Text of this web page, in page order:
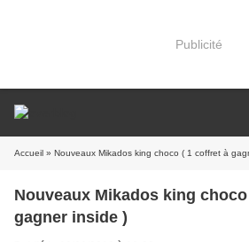
Publicité
Accueil » Nouveaux Mikados king choco ( 1 coffret à
Nouveaux Mikados king
gagner inside )